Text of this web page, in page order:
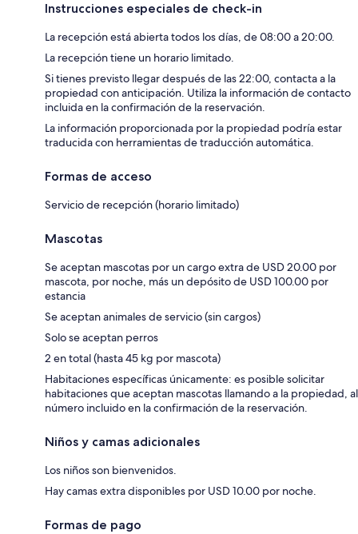
Instrucciones especiales de check-in
La recepción está abierta todos los días, de 08:00 a 20:00.
La recepción tiene un horario limitado.
Si tienes previsto llegar después de las 22:00, contacta a la
propiedad con anticipación. Utiliza la información de contacto
incluida en la confirmación de la reservación.
La información proporcionada por la propiedad podría estar
traducida con herramientas de traducción automática.
Formas de acceso
Servicio de recepción (horario limitado)
Mascotas
Se aceptan mascotas por un cargo extra de USD 20.00 por
mascota, por noche, más un depósito de USD 100.00 por
estancia
Se aceptan animales de servicio (sin cargos)
Solo se aceptan perros
2 en total (hasta 45 kg por mascota)
Habitaciones específicas únicamente: es posible solicitar
habitaciones que aceptan mascotas llamando a la propiedad, al
número incluido en la confirmación de la reservación.
Niños y camas adicionales
Los niños son bienvenidos.
Hay camas extra disponibles por USD 10.00 por noche.
Formas de pago